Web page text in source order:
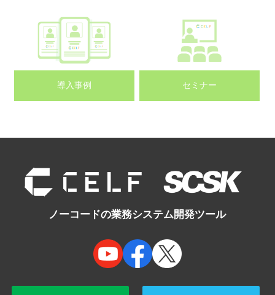
導入事例 セミナー
ノーコードの業務システム開発ツール